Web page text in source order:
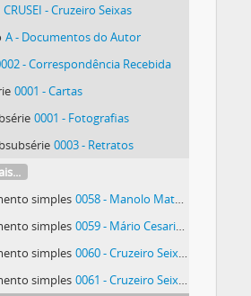
CRUSEI - Cruzeiro Seixas
A - Documentos do Autor
- Correspondência Recebida
0001 - Cartas
0001 - Fotografias
0003 - Retratos
simples 0058 - Manolo Mateos
simples 0059 - Mário Cesariny, Henriette e Manolo Mateos
simples 0060 - Cruzeiro Seixas e Manolo Mateos
simples 0061 - Cruzeiro Seixas e Manolo Mateos